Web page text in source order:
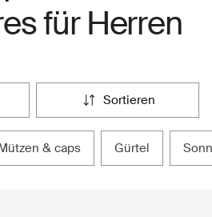
für Herren
sortieren
mützen & caps gürtel